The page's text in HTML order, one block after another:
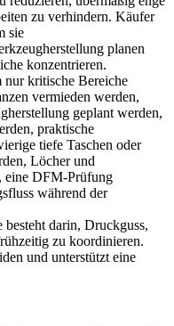
zu verhindern. Käufer
sie
planen
konzentrieren.
nur kritische Bereiche
vermieden werden,
geplant werden,
praktische
tiefe Taschen oder
Löcher und
eine DFM-Prüfung
während der
darin, Druckguss,
zu koordinieren.
und unterstützt eine